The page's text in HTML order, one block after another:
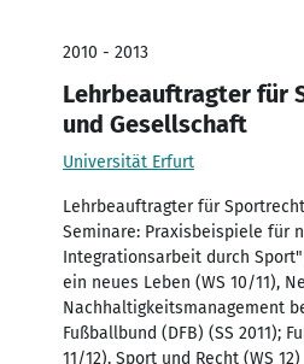
2010 - 2013
Lehrbeauftragter für
und Gesellschaft
Universität Erfurt
Lehrbeauftragter für
Seminare: Praxisbeispiele für
Integrationsarbeit durch Sport"
ein neues Leben (WS 10/11),
Nachhaltigkeitsmanagement
Fußballbund (DFB) (SS 2011);
11/12), Sport und Recht (WS 12)